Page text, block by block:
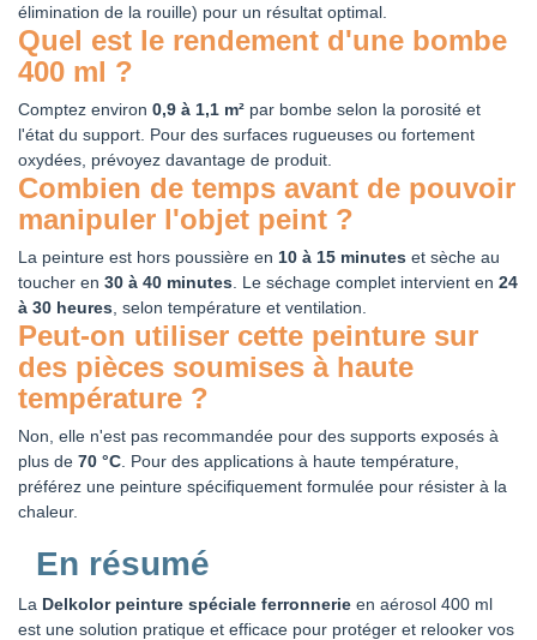
élimination de la rouille) pour un résultat optimal.
Quel est le rendement d'une bombe
400 ml ?
Comptez environ 0,9 à 1,1 m² par bombe selon la porosité et
l'état du support. Pour des surfaces rugueuses ou fortement
oxydées, prévoyez davantage de produit.
Combien de temps avant de pouvoir
manipuler l'objet peint ?
La peinture est hors poussière en 10 à 15 minutes et sèche au
toucher en 30 à 40 minutes . Le séchage complet intervient en 24
à 30 heures , selon température et ventilation.
Peut-on utiliser cette peinture sur
des pièces soumises à haute
température ?
Non, elle n'est pas recommandée pour des supports exposés à
plus de 70 °C . Pour des applications à haute température,
préférez une peinture spécifiquement formulée pour résister à la
chaleur.
En résumé
La Delkolor peinture spéciale ferronnerie en aérosol 400 ml
est une solution pratique et efficace pour protéger et relooker vos